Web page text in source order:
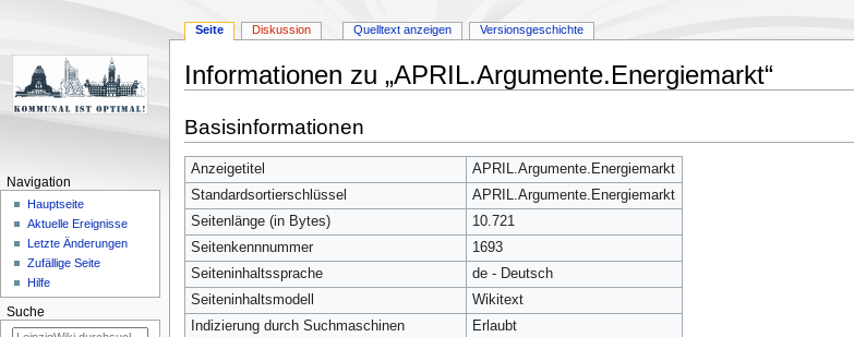
Informationen zu „APRIL.Argumente.Energiemarkt“
Navigation
springen
Suche
springen
Basisinformationen
Anzeigetitel
APRIL.Argumente.Energiemarkt
Standardsortierschlüssel
APRIL.Argumente.Energiemarkt
Seitenlänge (in Bytes)
10.721
Seitenkennnummer
1693
Seiteninhaltssprache
de - Deutsch
Seiteninhaltsmodell
Wikitext
Indizierung durch Suchmaschinen
Erlaubt
Seite Diskussion Quelltext anzeigen Versionsgeschichte
Navigation
Hauptseite
Aktuelle Ereignisse
Letzte Änderungen
Zufällige Seite
Hilfe
Suche